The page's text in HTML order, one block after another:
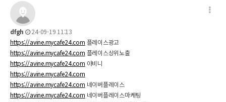
dfgh
24-09-19 11:13
https://avine.mycafe24.com 플레이스광고
https://avine.mycafe24.com 플레이스상위노출
https://avine.mycafe24.com 아비니
https://avine.mycafe24.com
https://avine.mycafe24.com 네이버플레이스
https://avine.mycafe24.com 네이버플레이스마케팅